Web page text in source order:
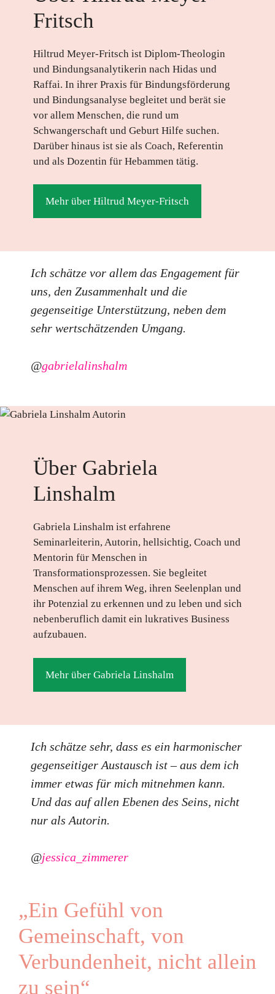
Fritsch
Hiltrud Meyer-Fritsch ist Diplom-Theologin
und Bindungsanalytikerin nach Hidas und
Raffai. In ihrer Praxis für Bindungsförderung
und Bindungsanalyse begleitet und berät sie
vor allem Menschen, die rund um
Schwangerschaft und Geburt Hilfe suchen.
Darüber hinaus ist sie als Coach, Referentin
und als Dozentin für Hebammen tätig.
Mehr über Hiltrud Meyer-Fritsch
Ich schätze vor allem das Engagement für
uns, den Zusammenhalt und die
gegenseitige Unterstützung, neben dem
sehr wertschätzenden Umgang.
@gabrielalinshalm
Über Gabriela
Linshalm
Gabriela Linshalm ist erfahrene
Seminarleiterin, Autorin, hellsichtig, Coach und
Mentorin für Menschen in
Transformationsprozessen. Sie begleitet
Menschen auf ihrem Weg, ihren Seelenplan und
ihr Potenzial zu erkennen und zu leben und sich
nebenberuflich damit ein lukratives Business
aufzubauen.
Mehr über Gabriela Linshalm
Ich schätze sehr, dass es ein harmonischer
gegenseitiger Austausch ist – aus dem ich
immer etwas für mich mitnehmen kann.
Und das auf allen Ebenen des Seins, nicht
nur als Autorin.
@jessica_zimmerer
„Ein Gefühl von
Gemeinschaft, von
Verbundenheit, nicht allein
zu sein“